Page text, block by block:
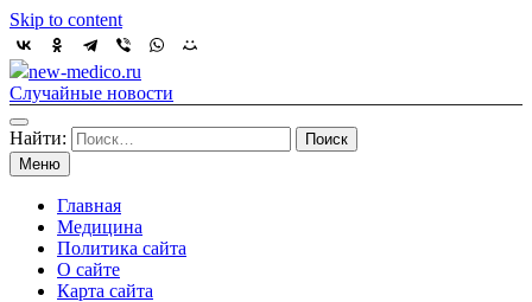
Skip to content
new-medico.ru
Случайные новости
Найти:
Меню
Главная
Медицина
Политика сайта
О сайте
Карта сайта